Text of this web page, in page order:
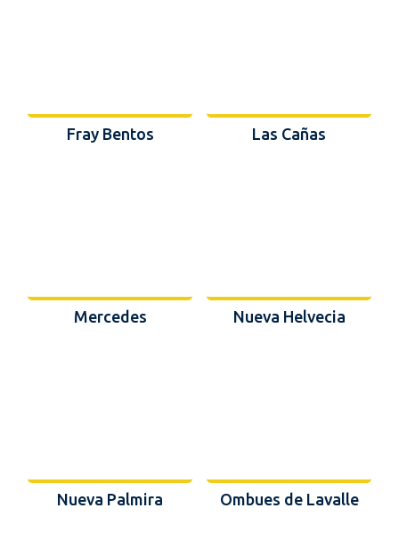
Fray Bentos Las Cañas
Mercedes Nueva Helvecia
Nueva Palmira Ombues de Lavalle